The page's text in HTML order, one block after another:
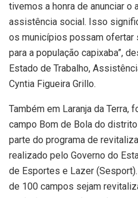
tivemos a honra de anunciar o
assistência social. Isso
os municípios possam ofertar
para a população capixaba”,
Estado de Trabalho,
Cyntia Figueira Grillo.
Também em Laranja da Terra,
campo Bom de Bola do
parte do programa de
realizado pelo Governo do
de Esportes e Lazer
de 100 campos sejam